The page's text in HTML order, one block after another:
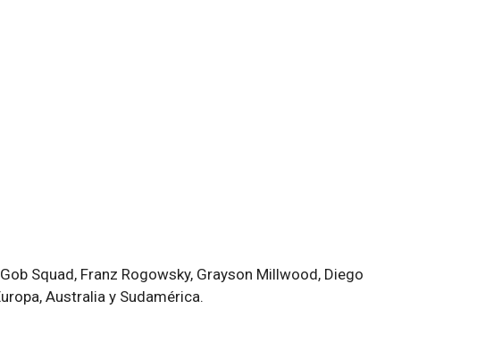
Squad, Franz Rogowsky, Grayson Millwood, Diego
Australia y Sudamérica.